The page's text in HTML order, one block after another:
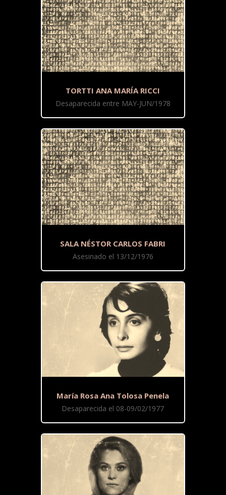
TORTTI ANA MARÍA RICCI
Desaparecida entre MAY-JUN/1978
SALA NÉSTOR CARLOS FABRI
Asesinado el 13/12/1976
María Rosa Ana Tolosa Penela
Desaparecida el 08-09/02/1977